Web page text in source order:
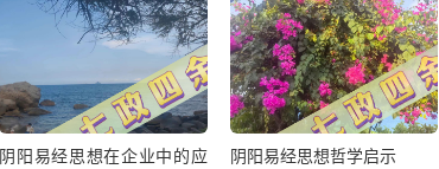
阴阳易经思想在企业中的应
阴阳易经思想哲学启示